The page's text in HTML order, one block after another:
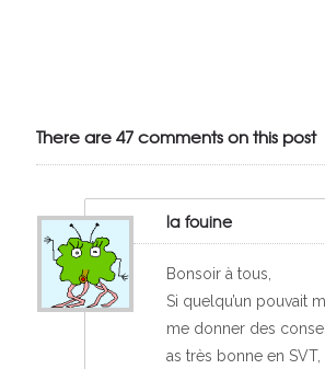
There are 47 comments on this post
la fouine
Bonsoir à tous,
Si quelqu’un pouvait
me donner des
as très bonne en